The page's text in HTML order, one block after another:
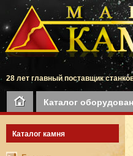
28 лет главный поставщик
Каталог
Каталог камня